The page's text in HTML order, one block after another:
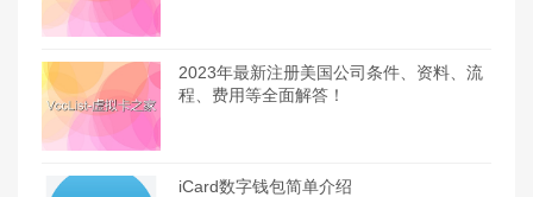
2023年最新注册美国公司条件、资料、流
程、费用等全面解答！
iCard数字钱包简单介绍